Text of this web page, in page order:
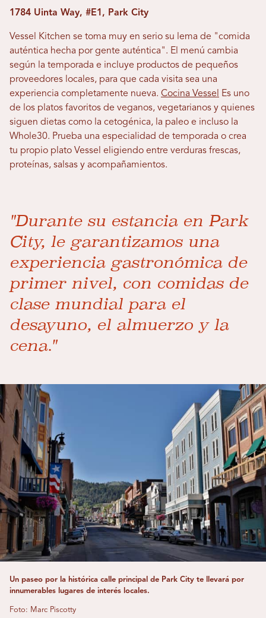
1784 Uinta Way, #E1, Park City
Vessel Kitchen se toma muy en serio su lema de "comida
auténtica hecha por gente auténtica". El menú cambia
según la temporada e incluye productos de pequeños
proveedores locales, para que cada visita sea una
experiencia completamente nueva. Cocina Vessel
Es uno
de los platos favoritos de veganos, vegetarianos y quienes
siguen dietas como la cetogénica, la paleo e incluso la
Whole30. Prueba una especialidad de temporada o crea
tu propio plato Vessel eligiendo entre verduras frescas,
proteínas, salsas y acompañamientos.
"Durante su estancia en Park
City, le garantizamos una
experiencia gastronómica de
primer nivel, con comidas de
clase mundial para el
desayuno, el almuerzo y la
cena."
Un paseo por la histórica calle principal de Park City te llevará por
innumerables lugares de interés locales.
Foto: Marc Piscotty